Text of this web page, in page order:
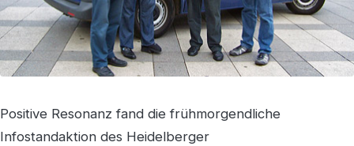
Positive Resonanz fand die frühmorgendliche
Infostandaktion des Heidelberger